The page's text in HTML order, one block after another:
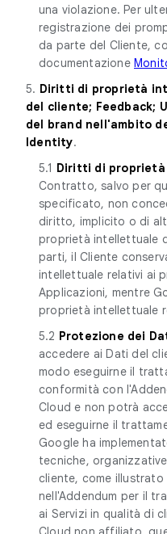
una violazione. Per
registrazione dei
da parte del Cliente,
documentazione
5. Diritti di proprietà
del cliente; Feedback;
del brand nell'ambito
Identity.
5.1 Diritti di
Contratto, salvo per
specificato, non
diritto, implicito o di
proprietà intellettuale
parti, il Cliente
intellettuale relativi ai
Applicazioni, mentre
proprietà intellettuale
5.2 Protezione dei
accedere ai Dati del
modo eseguirne il
conformità con
Cloud e non potrà
ed eseguirne il
Google ha
tecniche,
cliente, come
nell'Addendum per il
ai Servizi in qualità di